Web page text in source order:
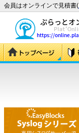
会員はオンラインで見積書(